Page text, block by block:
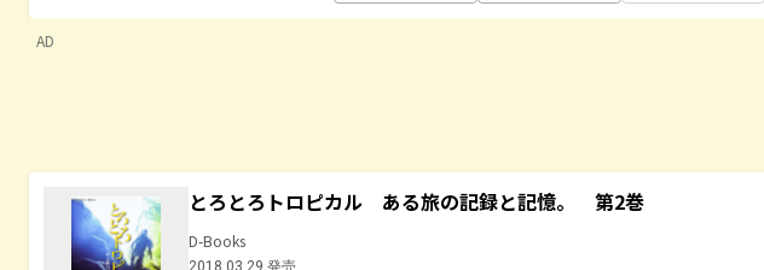
AD
とろとろトロピカル ある旅の記録と記憶。 第2巻
D-Books
2018.03.29 発売